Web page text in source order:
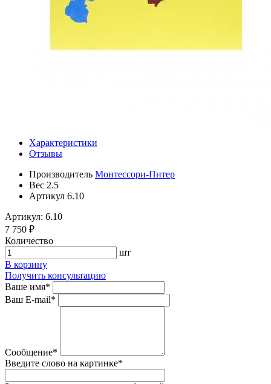
Характеристики
Отзывы
Производитель Монтессори-Питер
Вес 2.5
Артикул 6.10
Артикул: 6.10
7 750 ₽
Количество
шт
В корзину
Получить консультацию
Ваше имя*
Ваш E-mail*
Сообщение*
Введите слово на картинке*